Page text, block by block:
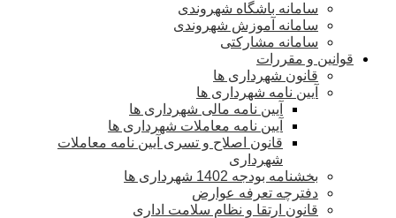
سامانه باشگاه شهروندی
سامانه آموزش شهروندی
سامانه مشارکتی
قوانین و مقررات
قانون شهرداری ها
آیین نامه شهرداری ها
آیین نامه مالی شهرداری ها
آیین نامه معاملات شهرداری ها
قانون اصلاح و تسری آیین نامه معاملات
شهرداری
بخشنامه بودجه 1402 شهرداری ها
دفترچه تعرفه عوارض
قانون ارتقا و نظام سلامت اداری